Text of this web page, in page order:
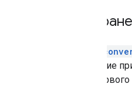
действие
для